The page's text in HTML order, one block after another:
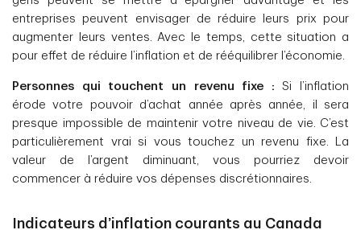
entreprises peuvent envisager de réduire leurs prix pour
augmenter leurs ventes. Avec le temps, cette situation a
pour effet de réduire l’inflation et de rééquilibrer l’économie.
Personnes qui touchent un revenu fixe : Si l’inflation
érode votre pouvoir d’achat année après année, il sera
presque impossible de maintenir votre niveau de vie. C’est
particulièrement vrai si vous touchez un revenu fixe. La
valeur de l’argent diminuant, vous pourriez devoir
commencer à réduire vos dépenses discrétionnaires.
Indicateurs d’inflation courants au Canada